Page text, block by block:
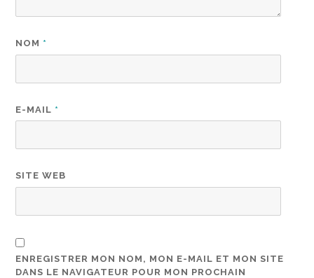
NOM *
E-MAIL *
SITE WEB
ENREGISTRER MON NOM, MON E-MAIL ET MON SITE
DANS LE NAVIGATEUR POUR MON PROCHAIN